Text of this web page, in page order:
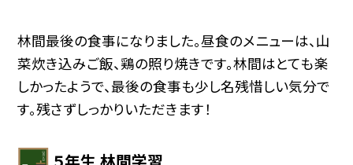
林間最後の食事になりました。昼食のメニューは、山
菜炊き込みご飯、鶏の照り焼きです。林間はとても楽
しかったようで、最後の食事も少し名残惜しい気分で
す。残さずしっかりいただきます！